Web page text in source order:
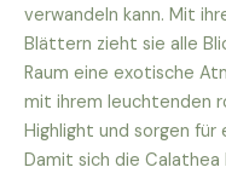
verwandeln kann. Mit
Blättern zieht sie alle
Raum eine exotische
mit ihrem leuchtenden
Highlight und sorgen für
Damit sich die